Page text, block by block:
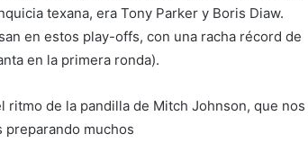
texana, era Tony Parker y Boris Diaw.
en estos play-offs, con una racha récord de
en la primera ronda).
de la pandilla de Mitch Johnson, que nos
preparando muchos